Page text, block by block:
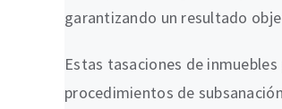
garantizando un resultado
Estas tasaciones de
procedimientos de